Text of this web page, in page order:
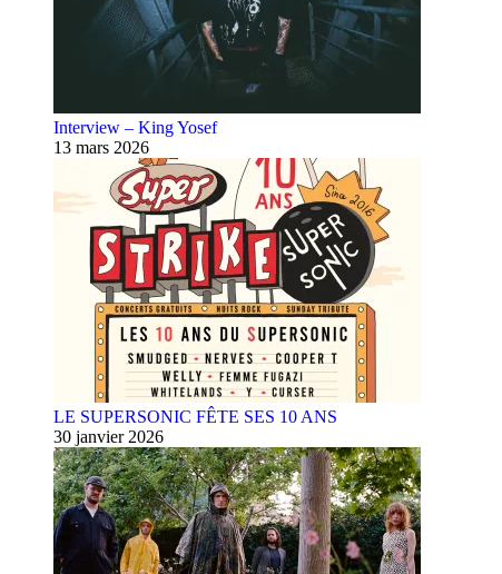
Interview – King Yosef
13 mars 2026
LE SUPERSONIC FÊTE SES 10 ANS
30 janvier 2026